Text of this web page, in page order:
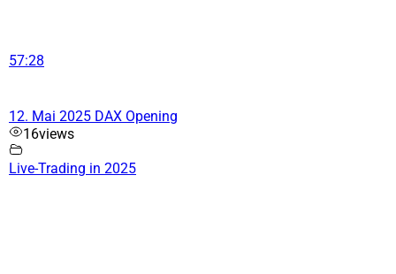
57:28
12. Mai 2025 DAX Opening
16views
Live-Trading in 2025